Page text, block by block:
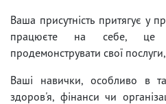
Ваша присутність притягує у
працюєте на себе, це
продемонструвати свої
Ваші навички, особливо в
здоров'я, фінанси чи